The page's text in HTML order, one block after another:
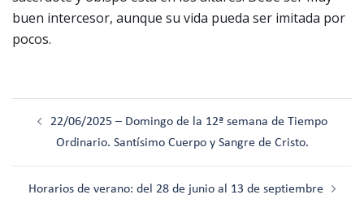
buen intercesor, aunque su vida pueda ser imitada por
pocos.
entradas
22/06/2025 – Domingo de la 12ª semana de Tiempo
Ordinario. Santísimo Cuerpo y Sangre de Cristo.
Horarios de verano: del 28 de junio al 13 de septiembre